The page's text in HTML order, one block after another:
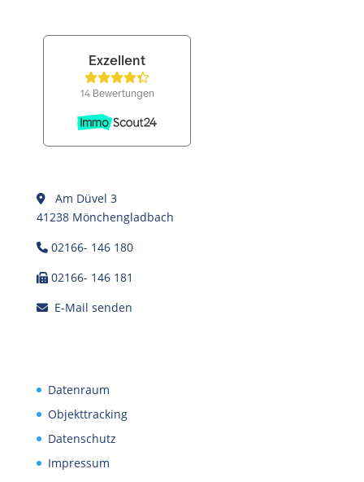
Am Düvel 3
41238 Mönchengladbach
02166- 146 180
02166- 146 181
E-Mail senden
Datenraum
Objekttracking
Datenschutz
Impressum